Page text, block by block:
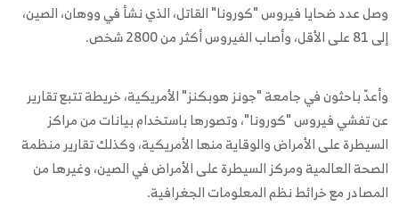
وصل عدد ضحايا فيروس "كورونا" القاتل، الذي نشأ في ووهان، الصين،
إلى 81 على الأقل، وأصاب الفيروس أكثر من 2800 شخص.
وأعدّ باحثون في جامعة "جونز هوبكنز" الأمريكية، خريطة تتبع تقارير
عن تفشي فيروس "كورونا"، وتصورها باستخدام بيانات من مراكز
السيطرة على الأمراض والوقاية منها الأمريكية، وكذلك تقارير منظمة
الصحة العالمية ومركز السيطرة على الأمراض في الصين، وغيرها من
المصادر مع خرائط نظم المعلومات الجغرافية.